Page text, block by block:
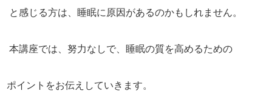
と感じる方は、睡眠に原因があるのかもしれません。
本講座では、努力なしで、睡眠の質を高めるための
ポイントをお伝えしていきます。